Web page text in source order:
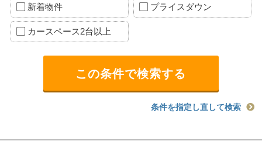
新着物件 プライスダウン
カースペース2台以上
条件を指定し直して検索